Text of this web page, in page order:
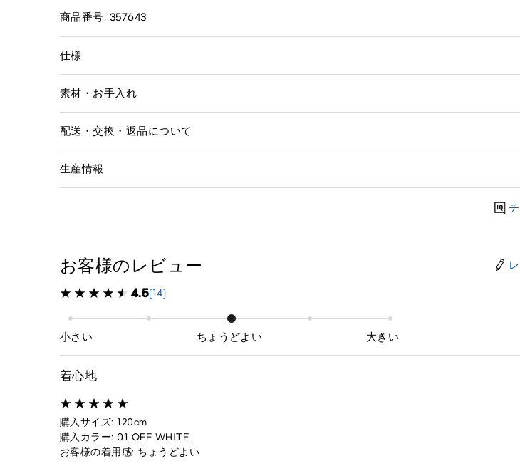
商品番号: 357643
仕様
素材・お手入れ
配送・交換・返品について
生産情報
お客様のレビュー
4.5(14)
小さい ちょうどよい 大きい
着心地
購入サイズ: 120cm
購入カラー: 01 OFF WHITE
お客様の着用感: ちょうどよい